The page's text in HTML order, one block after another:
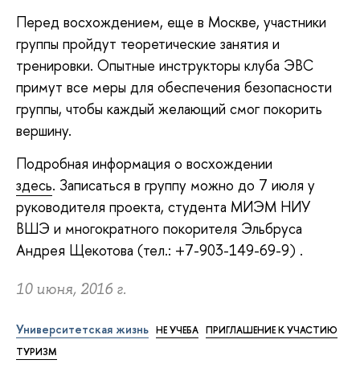
Перед восхождением, еще в Москве, участники
группы пройдут теоретические занятия и
тренировки. Опытные инструкторы клуба ЭВС
примут все меры для обеспечения безопасности
группы, чтобы каждый желающий смог покорить
вершину.
Подробная информация о восхождении
здесь. Записаться в группу можно до 7 июля у
руководителя проекта, студента МИЭМ НИУ
ВШЭ и многократного покорителя Эльбруса
Андрея Щекотова (тел.: +7-903-149-69-9) .
10 июня, 2016 г.
Университетская жизнь НЕ УЧЕБА ПРИГЛАШЕНИЕ К УЧАСТИЮ
ТУРИЗМ